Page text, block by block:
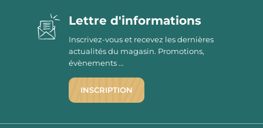
Lettre d'informations
Inscrivez-vous et recevez les dernières
actualités du magasin. Promotions,
évènements ...
INSCRIPTION